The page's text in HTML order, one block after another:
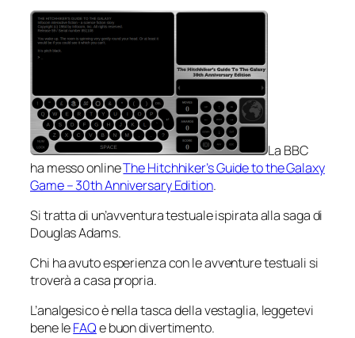
La BBC
ha messo onlineThe Hitchhiker’s Guide to the Galaxy
Game – 30th Anniversary Edition.
Si tratta di un’avventura testuale ispirata alla saga di
Douglas Adams.
Chi ha avuto esperienza con le avventure testuali si
troverà a casa propria.
L’analgesico è nella tasca della vestaglia, leggetevi
bene leFAQe buon divertimento.